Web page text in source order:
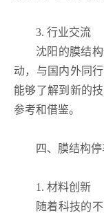
3. 行业交流
沈阳的膜结
动，与国内外同
能够了解到新的
参考和借鉴。
四、膜结构
1. 材料创新
随着科技的